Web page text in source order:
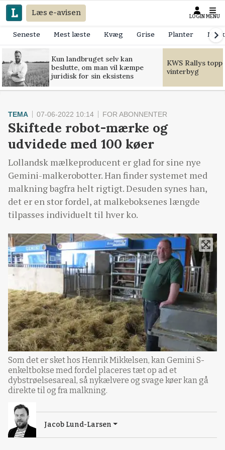
Læs e-avisen LOGIN MENU
Seneste Mest læste Kvæg Grise Planter
Kun landbruget selv kan
beslutte, om man vil kæmpe
juridisk for sin eksistens
KWS Rallys
vinterbyg
TEMA 07-06-2022 10:14 FOR ABONNENTER
Skiftede robot-mærke og
udvidede med 100 køer
Lollandsk mælkeproducent er glad for sine nye
Gemini-malkerobotter. Han finder systemet med
malkning bagfra helt rigtigt. Desuden synes han,
det er en stor fordel, at malkeboksenes længde
tilpasses individuelt til hver ko.
Som det er sket hos Henrik Mikkelsen, kan Gemini S-
enkeltbokse med fordel placeres tæt op ad et
dybstrøelsesareal, så nykælvere og svage køer kan gå
direkte til og fra malkning.
Jacob Lund-Larsen